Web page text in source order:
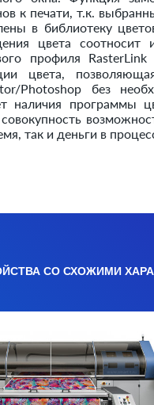
к печати, т.к.
в библиотеку
цвета
профиля
цвета,
Photoshop без
наличия программы
совокупность
так и деньги в
СО СХОЖИМИ